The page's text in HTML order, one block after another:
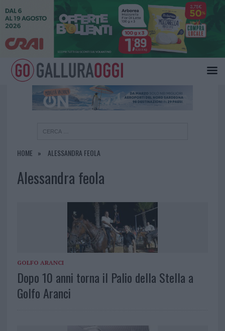
HOME ALESSANDRA FEOLA
Alessandra feola
GOLFO ARANCI
Dopo 10 anni torna il Palio della Stella a
Golfo Aranci
×